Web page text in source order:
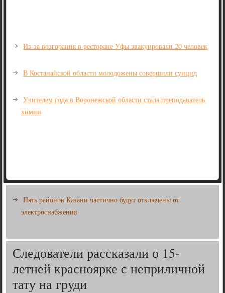
Из-за возгорания в ресторане Уфы эвакуировали 20 человек
В Костанайской области молодожены совершили суицид
Учителем года в Воронежской области стала преподаватель
химии
Пять районов Казани частично будут отключены от
электроснабжения
Следователи рассказали о 15-
летней красноярке с неприличной
тату на груди